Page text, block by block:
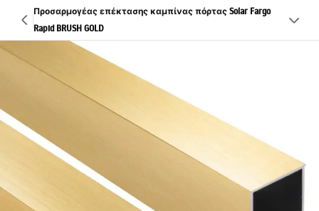
Προσαρμογέας επέκτασης καμπίνας πόρτας Solar Fargo
Rapid BRUSH GOLD